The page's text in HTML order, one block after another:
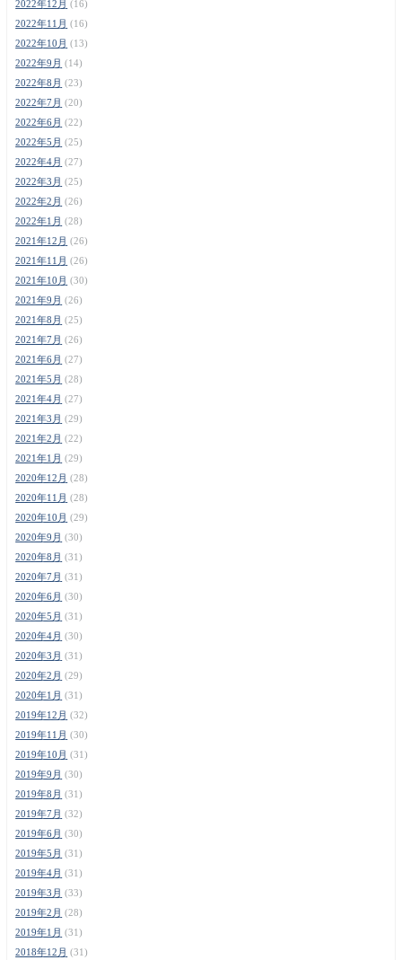
2022年12月 (16)
2022年11月 (16)
2022年10月 (13)
2022年9月 (14)
2022年8月 (23)
2022年7月 (20)
2022年6月 (22)
2022年5月 (25)
2022年4月 (27)
2022年3月 (25)
2022年2月 (26)
2022年1月 (28)
2021年12月 (26)
2021年11月 (26)
2021年10月 (30)
2021年9月 (26)
2021年8月 (25)
2021年7月 (26)
2021年6月 (27)
2021年5月 (28)
2021年4月 (27)
2021年3月 (29)
2021年2月 (22)
2021年1月 (29)
2020年12月 (28)
2020年11月 (28)
2020年10月 (29)
2020年9月 (30)
2020年8月 (31)
2020年7月 (31)
2020年6月 (30)
2020年5月 (31)
2020年4月 (30)
2020年3月 (31)
2020年2月 (29)
2020年1月 (31)
2019年12月 (32)
2019年11月 (30)
2019年10月 (31)
2019年9月 (30)
2019年8月 (31)
2019年7月 (32)
2019年6月 (30)
2019年5月 (31)
2019年4月 (31)
2019年3月 (33)
2019年2月 (28)
2019年1月 (31)
2018年12月 (31)